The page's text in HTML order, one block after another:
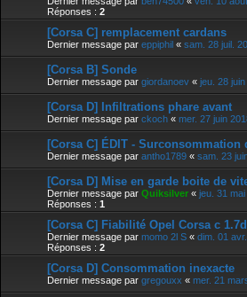
Réponses : 2
[Corsa C] remplacement cardans
Dernier message par eppiphil « sam. 28 juil.
[Corsa B] Sonde
Dernier message par giordanoev « jeu. 28
[Corsa D] Infiltrations phare avant
Dernier message par ckoch « mer. 27 juin
[Corsa C] ÉDIT - Surconsommation
Dernier message par antho1789 « sam. 23
[Corsa D] Mise en garde boite de
Dernier message par Quiksilver « jeu. 31
Réponses : 1
[Corsa C] Fiabilité Opel Corsa c
Dernier message par momo 2l S « dim. 01
Réponses : 2
[Corsa D] Consommation inexacte
Dernier message par gregouxx « mer. 21